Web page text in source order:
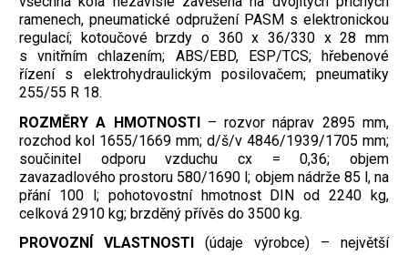
ramenech, pneumatické odpružení PASM s elektronickou
regulací; kotoučové brzdy o 360 x 36/330 x 28 mm
s vnitřním chlazením; ABS/EBD, ESP/TCS; hřebenové
řízení s elektrohydraulickým posilovačem; pneumatiky
255/55 R 18.
ROZMĚRY A HMOTNOSTI – rozvor náprav 2895 mm,
rozchod kol 1655/1669 mm; d/š/v 4846/1939/1705 mm;
součinitel odporu vzduchu cx = 0,36; objem
zavazadlového prostoru 580/1690 l; objem nádrže 85 l, na
přání 100 l; pohotovostní hmotnost DIN od 2240 kg,
celková 2910 kg; brzděný přívěs do 3500 kg.
PROVOZNÍ VLASTNOSTI (údaje výrobce) – největší